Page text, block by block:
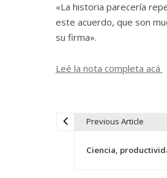
«La historia parecería
este acuerdo, que son
su firma».
Leé la nota completa acá
Previous Article
Ciencia,